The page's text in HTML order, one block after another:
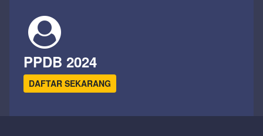
PPDB 2024
DAFTAR SEKARANG